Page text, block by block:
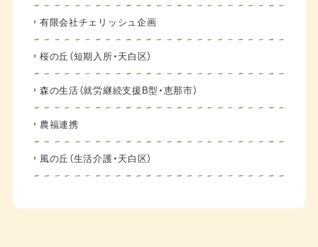
有限会社チェリッシュ企画
桜の丘（短期入所・天白区）
森の生活（就労継続支援B型・恵那市）
農福連携
風の丘（生活介護・天白区）